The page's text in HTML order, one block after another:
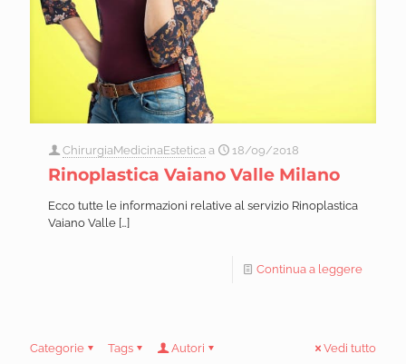
ChirurgiaMedicinaEstetica a 18/09/2018
Rinoplastica Vaiano Valle Milano
Ecco tutte le informazioni relative al servizio Rinoplastica
Vaiano Valle […]
Continua a leggere
Categorie Tags Autori Vedi tutto